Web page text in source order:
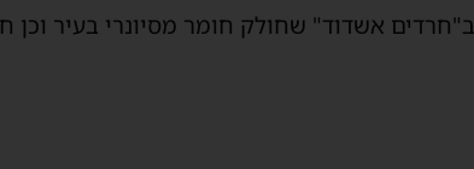
אשדוד" שחולק חומר מסיונרי בעיר